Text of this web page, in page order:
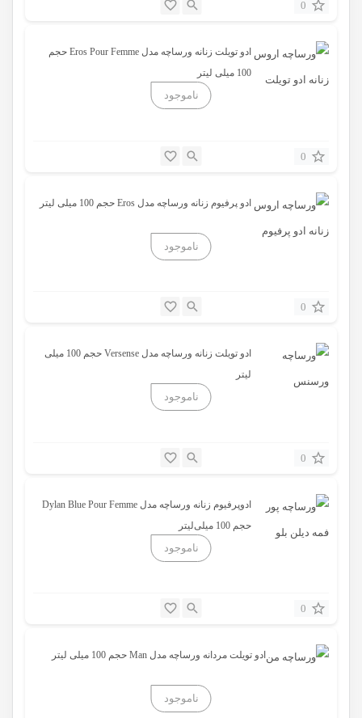
0
ادو تویلت زنانه ورساچه مدل Eros Pour Femme حجم
100 میلی لیتر
0
ادو پرفیوم زنانه ورساچه مدل Eros حجم 100 میلی لیتر
0
ادو تویلت زنانه ورساچه مدل Versense حجم 100 میلی
لیتر
0
ادوپرفیوم زنانه ورساچه مدل Dylan Blue Pour Femme
حجم 100 میلی‌لیتر
0
ادو تویلت مردانه ورساچه مدل Man حجم 100 میلی لیتر